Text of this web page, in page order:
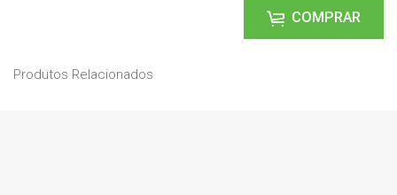
COMPRAR
Produtos Relacionados